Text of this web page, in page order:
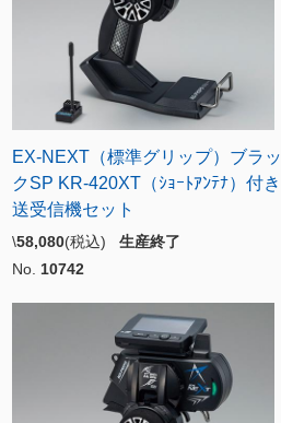
EX-NEXT（標準グリップ）ブラッ
クSP KR-420XT（ｼｮｰﾄｱﾝﾃﾅ）付き
送受信機セット
\58,080(税込) 生産終了
No. 10742